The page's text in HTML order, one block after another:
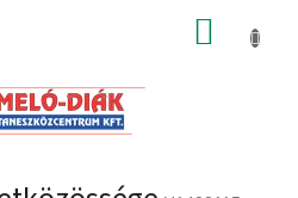
KOSÁR